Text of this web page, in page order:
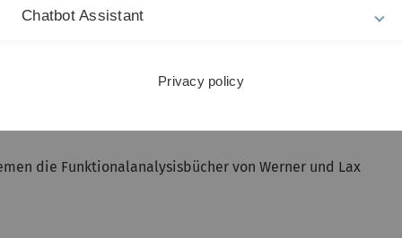
die Funktionalanalysisbücher von Werner und Lax
Chatbot Assistant
Privacy policy